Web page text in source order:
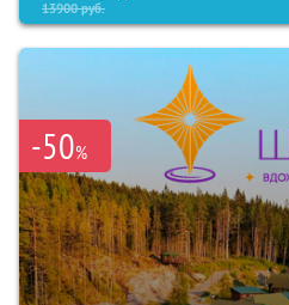
13900руб.
-50%